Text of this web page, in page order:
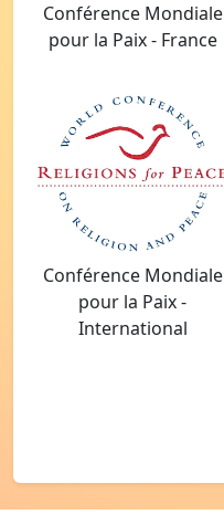
Conférence Mondiale
pour la Paix - France
Conférence Mondiale
pour la Paix -
International